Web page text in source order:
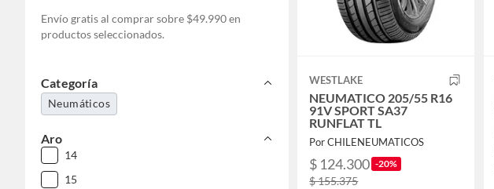
Envío gratis al comprar sobre $49.990 en
productos seleccionados.
Categoría
Neumáticos
Aro
14
15
WESTLAKE
NEUMATICO 205/55 R16
91V SPORT SA37
RUNFLAT TL
Por CHILENEUMATICOS
$ 124.300 -20%
$ 155.375